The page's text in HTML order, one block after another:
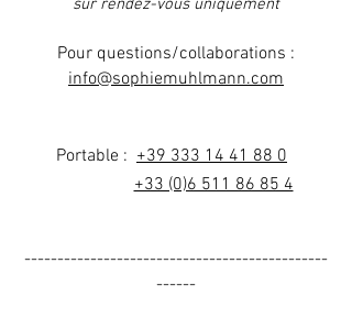
Pour questions/collaborations :
info@sophiemuhlmann.com
Portable : +39 333 14 41 88 0
+33 (0)6 511 86 85 4
----------------------------------------------
------